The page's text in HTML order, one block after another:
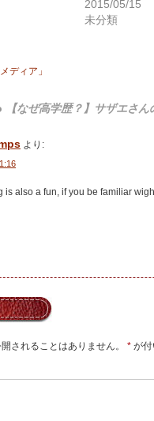
2015/05/15
未分類
ディア」
【なぜ高学歴？】サザエさ
より:
is also a fun, if you be familiar
されることはありません。 * が